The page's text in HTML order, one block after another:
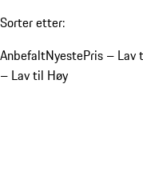
Sorter etter:
AnbefaltNyestePris – Lav
– Lav til Høy